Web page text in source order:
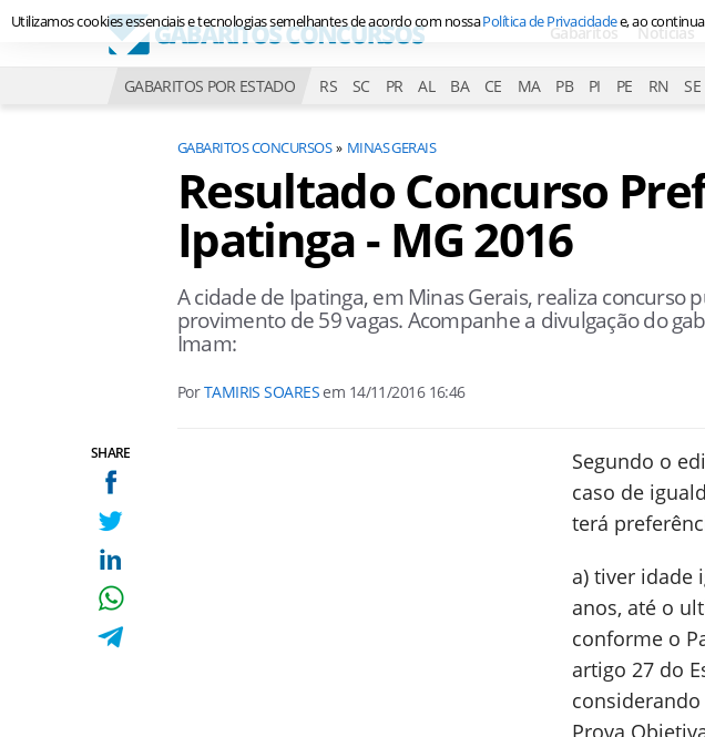
Gabaritos Notícias
GABARITOS POR ESTADO RS SC PR AL BA CE MA PB PI PE RN SE
SHARE
GABARITOS CONCURSOS MINAS GERAIS
Resultado Concurso
Ipatinga - MG 2016
A cidade de Ipatinga, em Minas Gerais, realiza concurso
provimento de 59 vagas. Acompanhe a divulgação do
Imam:
PorTAMIRIS SOARESem 14/11/2016 16:46
Segundo o
caso de
terá
a) tiver idade
anos, até o
conforme o
artigo 27 do
Prova
Utilizamos cookies essenciais e tecnologias semelhantes de acordo com nossaPolítica de Privacidadee, ao